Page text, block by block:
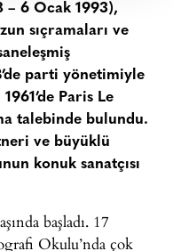
– 6 Ocak 1993),
sıçramaları ve
parti yönetimiyle
Paris Le
talebinde bulundu.
ve büyüklü
konuk sanatçısı
başladı. 17
Okulu’nda çok